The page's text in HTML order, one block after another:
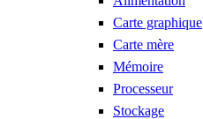
Carte graphique
Carte mère
Mémoire
Processeur
Stockage